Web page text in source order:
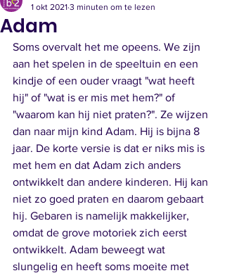
Adam
1 okt 2021 3 minuten om te lezen
Soms overvalt het me opeens. We zijn
aan het spelen in de speeltuin en een
kindje of een ouder vraagt "wat heeft
hij" of "wat is er mis met hem?" of
"waarom kan hij niet praten?". Ze wijzen
dan naar mijn kind Adam. Hij is bijna 8
jaar. De korte versie is dat er niks mis is
met hem en dat Adam zich anders
ontwikkelt dan andere kinderen. Hij kan
niet zo goed praten en daarom gebaart
hij. Gebaren is namelijk makkelijker,
omdat de grove motoriek zich eerst
ontwikkelt. Adam beweegt wat
slungelig en heeft soms moeite met